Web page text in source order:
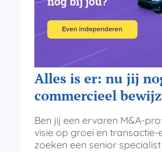
Alles is er: nu jij
commercieel
Ben jij een ervaren M&A-
visie op groei en transactie-
zoeken een senior